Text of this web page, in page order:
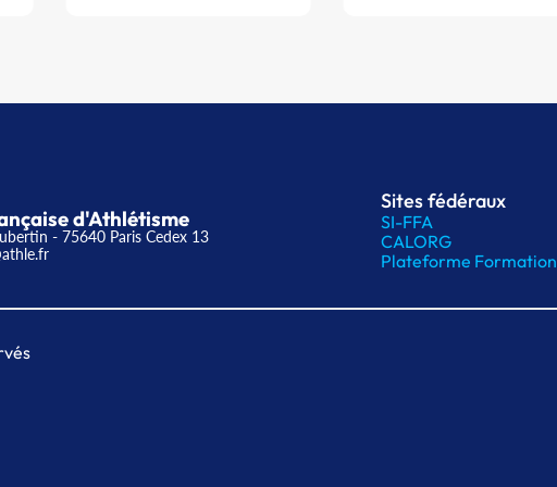
d'Athlétisme
- 75640 Paris Cedex 13
Sites fédéraux
SI-FFA
CALORG
Plateforme Formation